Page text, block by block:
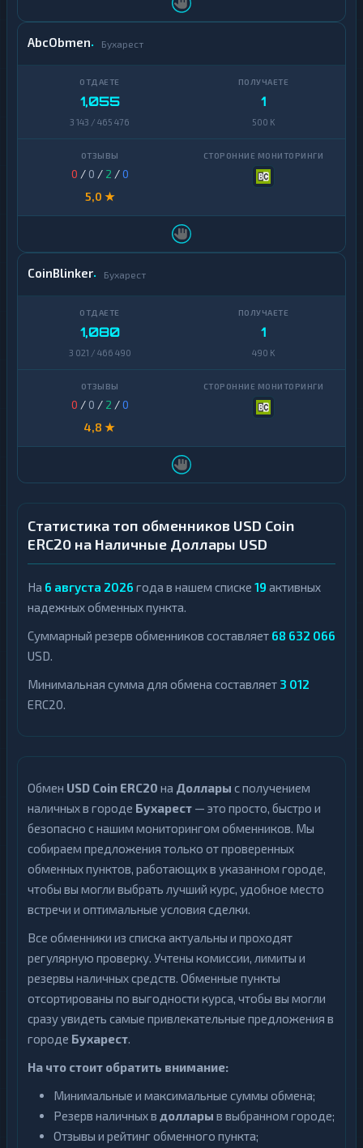
AbcObmen Бухарест
1,055
3 143 / 465 476
1
500 K
0 / 0 / 2 /0
5,0 ★
CoinBlinker Бухарест
1,080
3 021 / 466 490
1
490 K
0 / 0 / 2 /0
4,8 ★
Статистика топ обменников USD Coin
ERC20 на Наличные Доллары USD
На 6 августа 2026 года в нашем списке 19 активных
надежных обменных пункта.
Суммарный резерв обменников составляет 68 632 066
USD.
Минимальная сумма для обмена составляет 3 012
ERC20.
Обмен USD Coin ERC20 на Доллары с получением
наличных в городе Бухарест — это просто, быстро и
безопасно с нашим мониторингом обменников. Мы
собираем предложения только от проверенных
обменных пунктов, работающих в указанном городе,
чтобы вы могли выбрать лучший курс, удобное место
встречи и оптимальные условия сделки.
Все обменники из списка актуальны и проходят
регулярную проверку. Учтены комиссии, лимиты и
резервы наличных средств. Обменные пункты
отсортированы по выгодности курса, чтобы вы могли
сразу увидеть самые привлекательные предложения в
городе Бухарест.
На что стоит обратить внимание:
Минимальные и максимальные суммы обмена;
Резерв наличных в доллары в выбранном городе;
Отзывы и рейтинг обменного пункта;